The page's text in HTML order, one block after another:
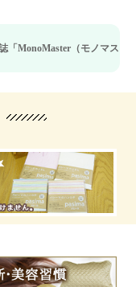
（モノマスター）」の